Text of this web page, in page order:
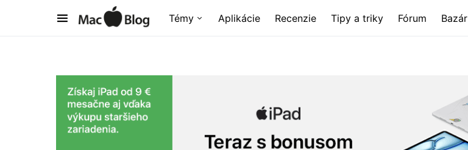
Témy Aplikácie Recenzie Tipy a triky Fórum Bazár